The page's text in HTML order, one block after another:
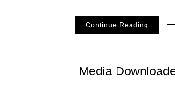
Continue Reading
Media